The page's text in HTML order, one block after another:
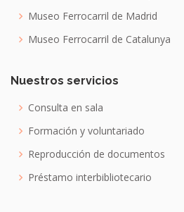
Museo Ferrocarril de Madrid
Museo Ferrocarril de Catalunya
Nuestros servicios
Consulta en sala
Formación y voluntariado
Reproducción de documentos
Préstamo interbibliotecario